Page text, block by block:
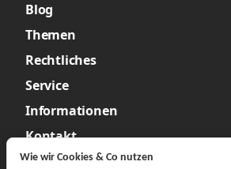
Blog
Themen
Rechtliches
Service
Informationen
Kontakt
Wie wir Cookies & Co nutzen